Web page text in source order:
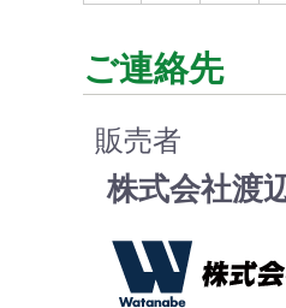
ご連絡先
販売者
株式会社渡